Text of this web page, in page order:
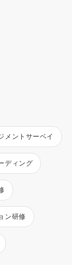
メントサーベイ
ディング
ン研修